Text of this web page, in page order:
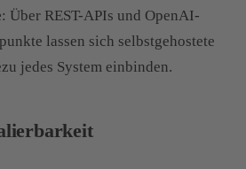
: Über REST-APIs und OpenAI-
lassen sich selbstgehostete
jedes System einbinden.